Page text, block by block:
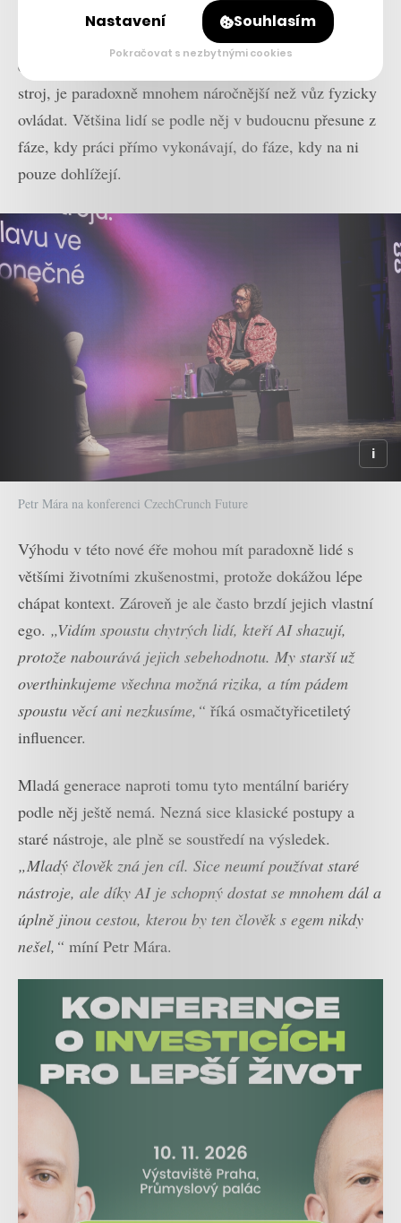
Systém jede z bodu A do bodu B víceméně sám, ale
řidič musí mít ruce připravené na volantu a sledovat
cestu. Udržet pozornost v momentě, kdy za vás řídí
stroj, je paradoxně mnohem náročnější než vůz fyzicky
ovládat. Většina lidí se podle něj v budoucnu přesune z
fáze, kdy práci přímo vykonávají, do fáze, kdy na ni
pouze dohlížejí.
Petr Mára na konferenci CzechCrunch Future
Výhodu v této nové éře mohou mít paradoxně lidé s
většími životními zkušenostmi, protože dokážou lépe
chápat kontext. Zároveň je ale často brzdí jejich vlastní
ego. „Vidím spoustu chytrých lidí, kteří AI shazují,
protože nabourává jejich sebehodnotu. My starší už
overthinkujeme všechna možná rizika, a tím pádem
spoustu věcí ani nezkusíme,“ říká osmačtyřicetiletý
influencer.
Mladá generace naproti tomu tyto mentální bariéry
podle něj ještě nemá. Nezná sice klasické postupy a
staré nástroje, ale plně se soustředí na výsledek.
„Mladý člověk zná jen cíl. Sice neumí používat staré
nástroje, ale díky AI je schopný dostat se mnohem dál a
úplně jinou cestou, kterou by ten člověk s egem nikdy
nešel,“ míní Petr Mára.
Nastavení Souhlasím
Pokračovat s nezbytnými cookies